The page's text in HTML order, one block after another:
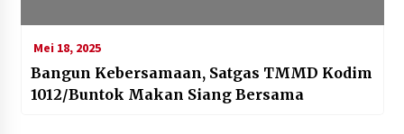
Mei 18, 2025
Bangun Kebersamaan, Satgas TMMD Kodim
1012/Buntok Makan Siang Bersama